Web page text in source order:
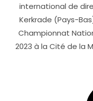
international de
Kerkrade (Pays-
Championnat
2023 à la Cité de la